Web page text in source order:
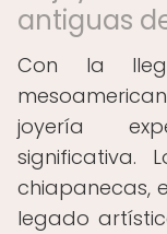
antiguas
Con la
joyería
significativa.
chiapanecas,
legado